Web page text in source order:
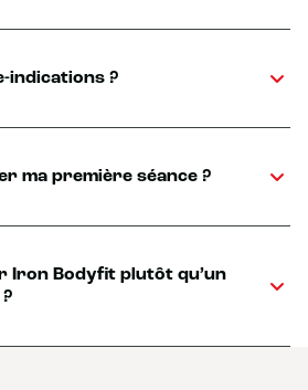
indications ?
ma première séance ?
Iron Bodyfit plutôt qu’un